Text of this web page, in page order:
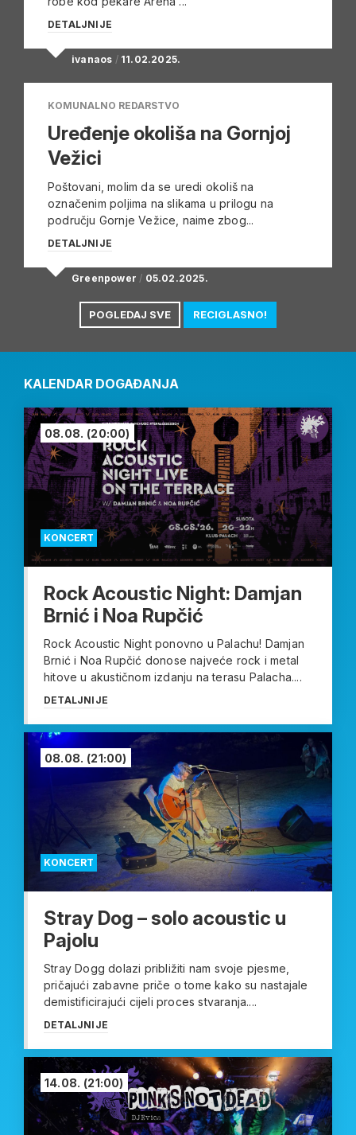
DETALJNIJE
ivanaos / 11.02.2025.
KOMUNALNO REDARSTVO
Uređenje okoliša na Gornjoj
Vežici
Poštovani, molim da se uredi okoliš na
označenim poljima na slikama u prilogu na
području Gornje Vežice, naime zbog...
DETALJNIJE
Greenpower / 05.02.2025.
POGLEDAJ SVE RECIGLASNO!
KALENDAR DOGAĐANJA
KONCERT
08.08. (20:00)
Rock Acoustic Night: Damjan
Brnić i Noa Rupčić
Rock Acoustic Night ponovno u Palachu! Damjan
Brnić i Noa Rupčić donose najveće rock i metal
hitove u akustičnom izdanju na terasu Palacha....
DETALJNIJE
KONCERT
08.08. (21:00)
Stray Dog – solo acoustic u
Pajolu
Stray Dogg dolazi približiti nam svoje pjesme,
pričajući zabavne priče o tome kako su nastajale
demistificirajući cijeli proces stvaranja....
DETALJNIJE
14.08. (21:00)